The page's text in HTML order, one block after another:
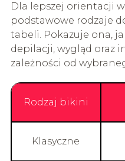
Dla lepszej orientacji
podstawowe rodzaje
tabeli. Pokazuje ona,
depilacji, wygląd oraz
zależności od
Rodzaj bikini
Klasyczne